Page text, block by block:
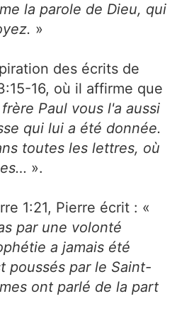
la parole de Dieu, qui
»
des écrits de
16, où il affirme que
Paul vous l'a aussi
qui lui a été donnée.
toutes les lettres, où
».
1:21, Pierre écrit : «
par une volonté
a jamais été
poussés par le Saint-
ont parlé de la part